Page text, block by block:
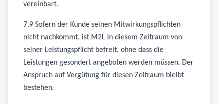
vereinbart.
7.9 Sofern der Kunde seinen Mitwirkungspflichten
nicht nachkommt, ist M2L in diesem Zeitraum von
seiner Leistungspflicht befreit, ohne dass die
Leistungen gesondert angeboten werden müssen. Der
Anspruch auf Vergütung für diesen Zeitraum bleibt
bestehen.